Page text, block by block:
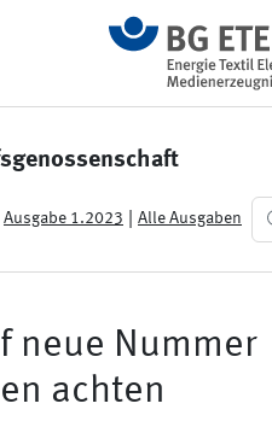
Ausgabe 1.2023 Alle Ausgaben
neue Nummer
achten